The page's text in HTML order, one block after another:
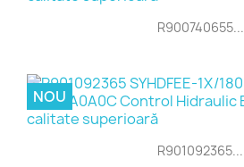
R900740655...
R901092365...
NOU